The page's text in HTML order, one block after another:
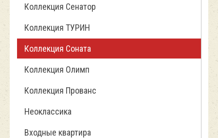
Коллекция Сенатор
Коллекция ТУРИН
Коллекция Соната
Коллекция Олимп
Коллекция Прованс
Неоклассика
Входные квартира